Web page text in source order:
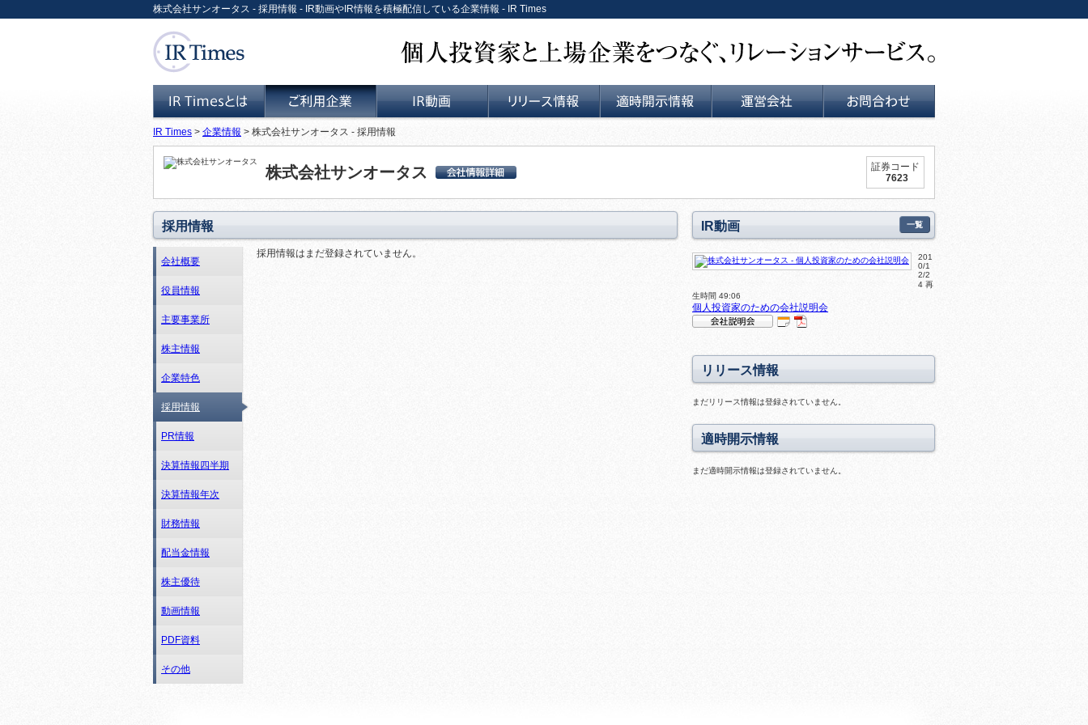
株式会社サンオータス - 採用情報 - IR動画やIR情報を積極配信している企業情報 - IR Times
IR Timesとは ご利用企業
IR Times > 企業情報 > 株式会社サンオータス - 採用情報
証券コード
7623
株式会社サンオータス
ス 会社詳細情報
採用情報
会社概要
役員情報
主要事業所
株主情報
企業特色
採用情報
PR情報
決算情報四半期
決算情報年次
財務情報
配当金情報
株主優待
動画情報
PDF資料
その他
採用情報はまだ登録されていません。
IR動画 一覧
201
0/1
2/2
4 再
生時間 49:06
個人投資家のための会社説明会
動
画
ス
ラ
ド
あ
り
DF
料
り
リリース情報
まだリリース情報は登録されていません。
適時開示情報
まだ適時開示情報は登録されていません。